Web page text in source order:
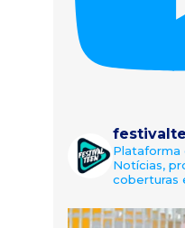
Plataforma
Notícias,
coberturas